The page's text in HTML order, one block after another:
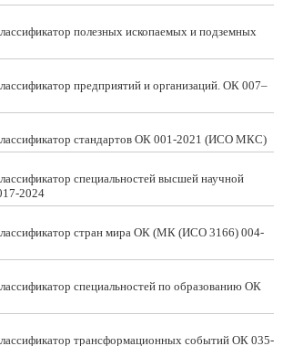
полезных ископаемых и подземных
предприятий и организаций. ОК 007–
стандартов ОК 001-2021 (ИСО МКС)
специальностей высшей научной
2024
стран мира ОК (МК (ИСО 3166) 004-
специальностей по образованию ОК
трансформационных событий ОК 035-